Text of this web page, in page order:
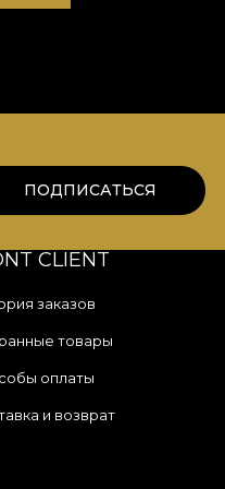
ПОДПИСАТЬСЯ
CLIENT
заказов
товары
оплаты
и возврат